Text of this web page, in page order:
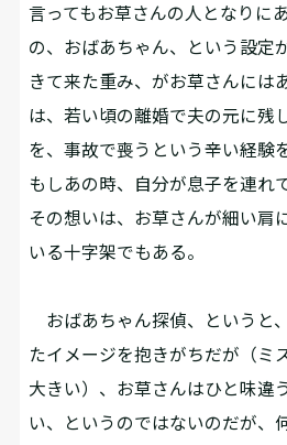
言ってもお草さんの人となりに
の、おばあちゃん、という設定
きて来た重み、がお草さんには
は、若い頃の離婚で夫の元に残
を、事故で喪うという辛い経験
もしあの時、自分が息子を連れて
その想いは、お草さんが細い肩
いる十字架でもある。
おばあちゃん探偵、というと
たイメージを抱きがちだが（ミ
大きい）、お草さんはひと味違
い、というのではないのだが、